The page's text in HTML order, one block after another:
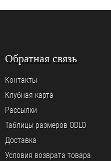
Обратная связь
Контакты
Клубная карта
Рассылки
Таблицы размеров ODLO
Доставка
Условия возврата товара